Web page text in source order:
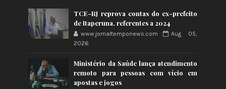
TCE-RJ reprova contas do ex-prefeito
de Itaperuna, referentes a 2024
www.jornaltemponews.com
Aug 05,
2026
Ministério da Saúde lança atendimento
remoto para pessoas com vício em
apostas e jogos